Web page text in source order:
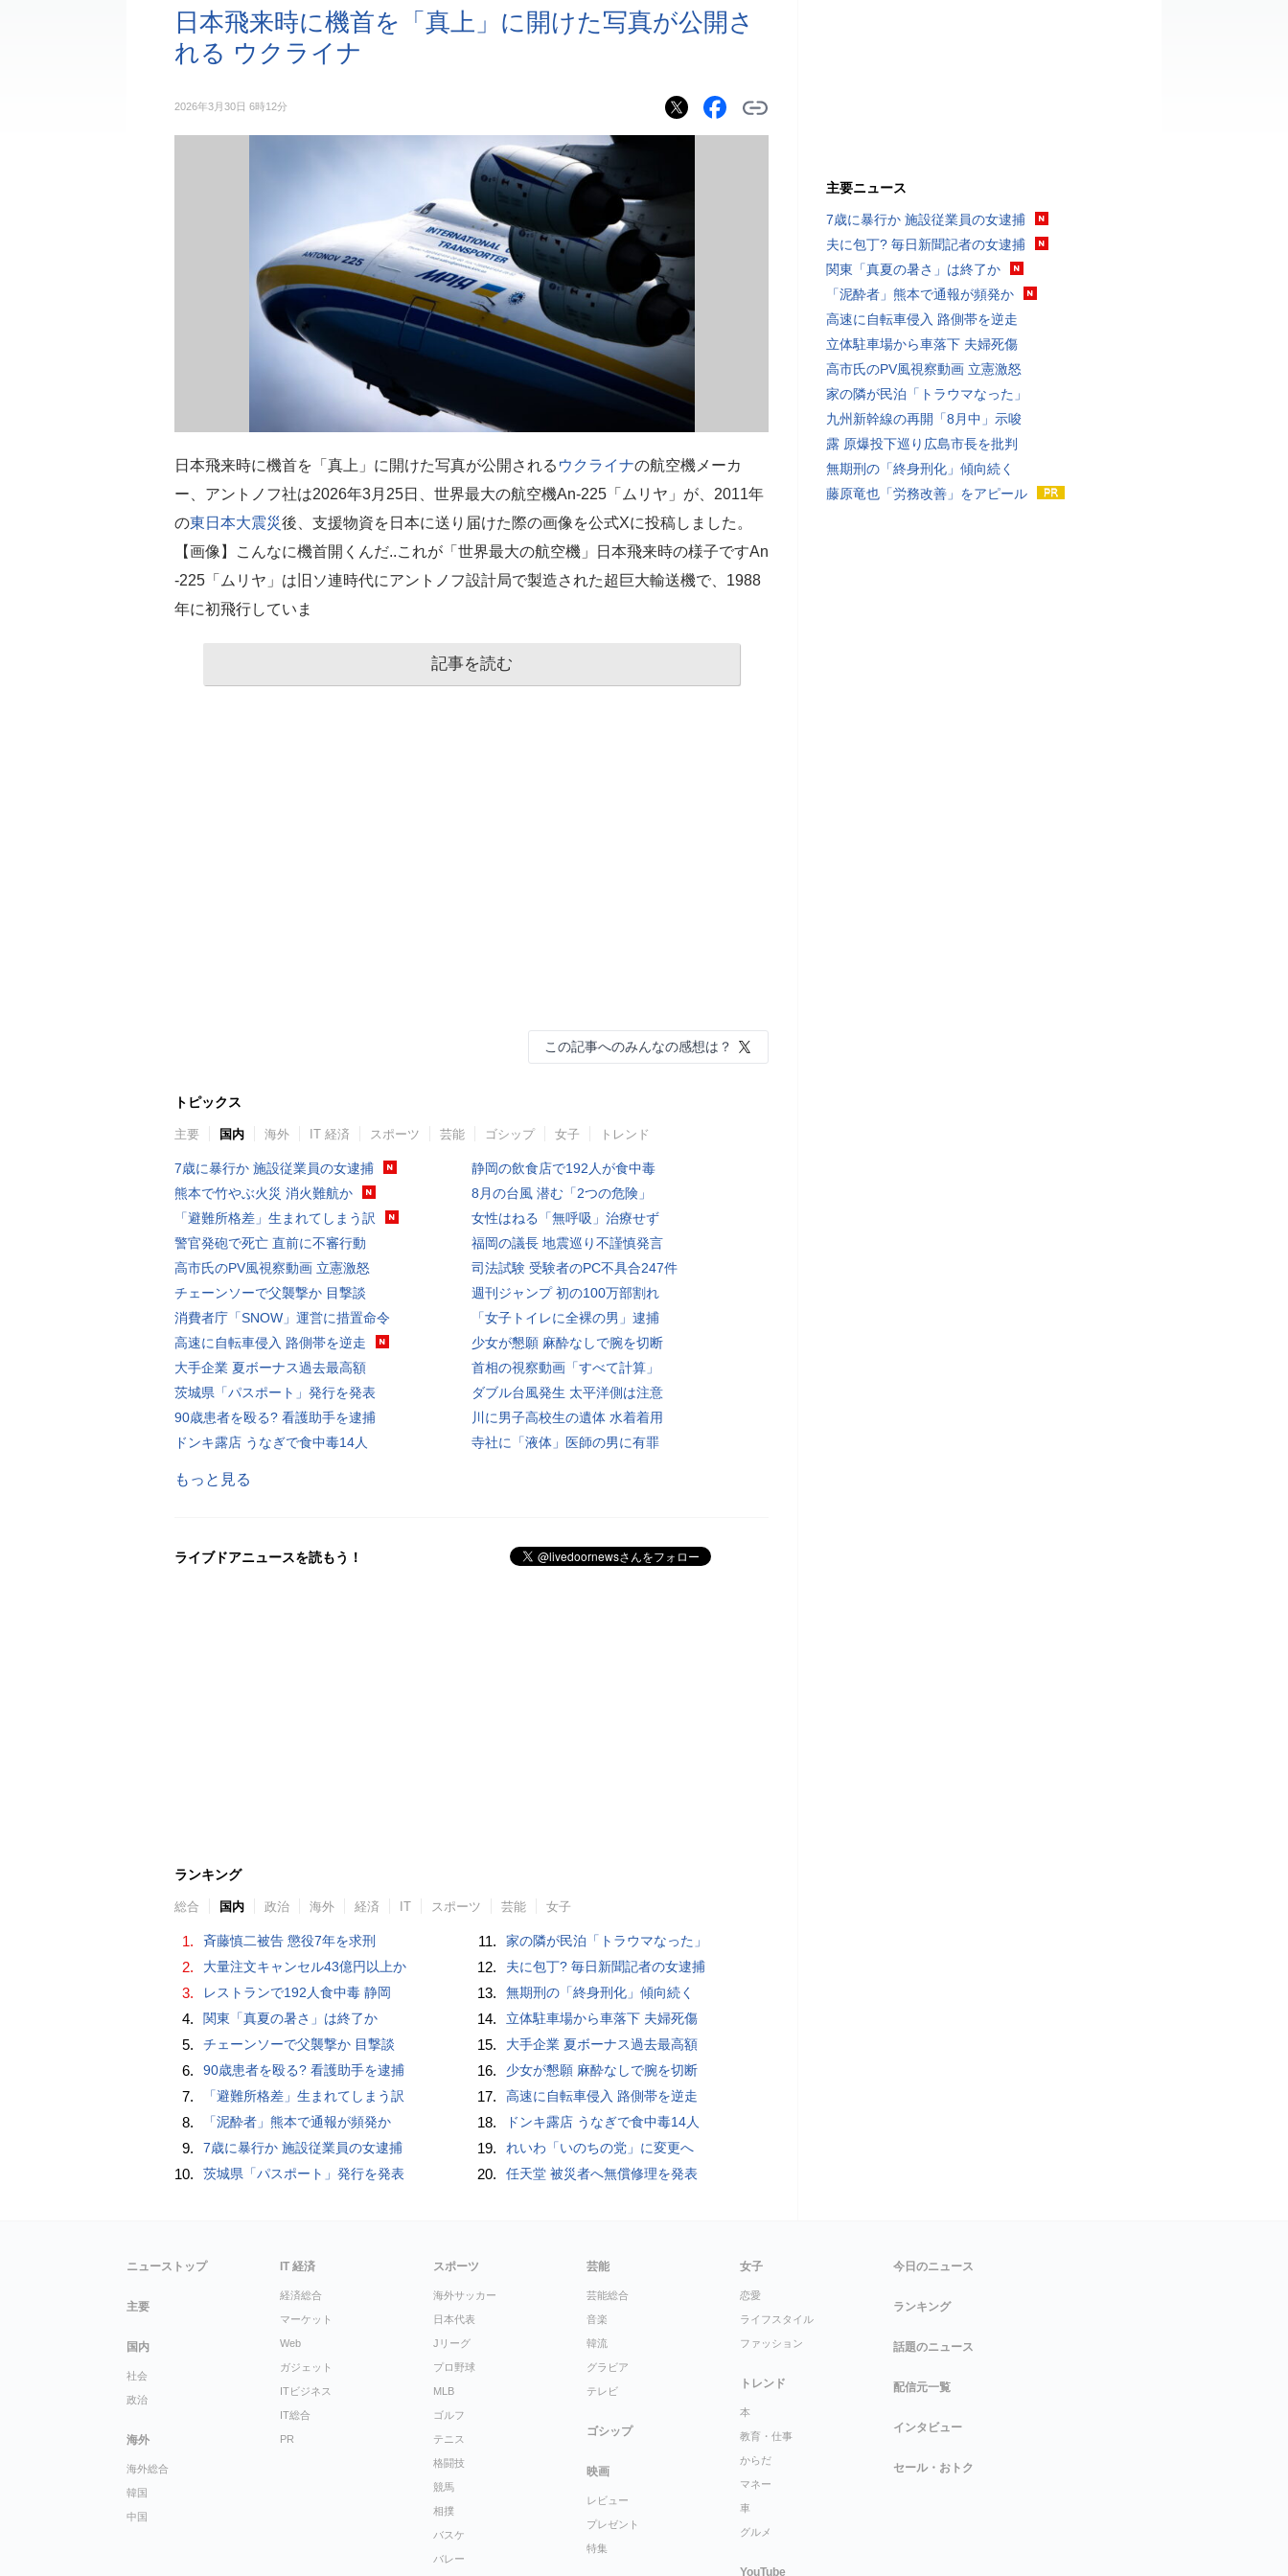
日本飛来時に機首を「真上」に開けた写真が公開さ
れる ウクライナ
2026年3月30日 6時12分
日本飛来時に機首を「真上」に開けた写真が公開される ウクライナの航空機メーカ
ー、アントノフ社は2026年3月25日、世界最大の航空機An-225「ムリヤ」が、2011年
の東日本大震災後、支援物資を日本に送り届けた際の画像を公式Xに投稿しました。
【画像】こんなに機首開くんだ..これが「世界最大の航空機」日本飛来時の様子ですAn
-225「ムリヤ」は旧ソ連時代にアントノフ設計局で製造された超巨大輸送機で、1988
年に初飛行していま
記事を読む
この記事へのみんなの感想は？
トピックス
主要 国内 海外 IT 経済 スポーツ 芸能 ゴシップ 女子 トレンド
7歳に暴行か 施設従業員の女逮捕
熊本で竹やぶ火災 消火難航か
「避難所格差」生まれてしまう訳
警官発砲で死亡 直前に不審行動
高市氏のPV風視察動画 立憲激怒
チェーンソーで父襲撃か 目撃談
消費者庁「SNOW」運営に措置命令
高速に自転車侵入 路側帯を逆走
大手企業 夏ボーナス過去最高額
茨城県「パスポート」発行を発表
90歳患者を殴る? 看護助手を逮捕
ドンキ露店 うなぎで食中毒14人
静岡の飲食店で192人が食中毒
8月の台風 潜む「2つの危険」
女性はねる「無呼吸」治療せず
福岡の議長 地震巡り不謹慎発言
司法試験 受験者のPC不具合247件
週刊ジャンプ 初の100万部割れ
「女子トイレに全裸の男」逮捕
少女が懇願 麻酔なしで腕を切断
首相の視察動画「すべて計算」
ダブル台風発生 太平洋側は注意
川に男子高校生の遺体 水着着用
寺社に「液体」医師の男に有罪
もっと見る
ライブドアニュースを読もう！
ランキング
総合 国内 政治 海外 経済 IT スポーツ 芸能 女子
1. 斉藤慎二被告 懲役7年を求刑
2. 大量注文キャンセル43億円以上か
3. レストランで192人食中毒 静岡
4. 関東「真夏の暑さ」は終了か
5. チェーンソーで父襲撃か 目撃談
6. 90歳患者を殴る? 看護助手を逮捕
7. 「避難所格差」生まれてしまう訳
8. 「泥酔者」熊本で通報が頻発か
9. 7歳に暴行か 施設従業員の女逮捕
10. 茨城県「パスポート」発行を発表
11. 家の隣が民泊「トラウマなった」
12. 夫に包丁? 毎日新聞記者の女逮捕
13. 無期刑の「終身刑化」傾向続く
14. 立体駐車場から車落下 夫婦死傷
15. 大手企業 夏ボーナス過去最高額
16. 少女が懇願 麻酔なしで腕を切断
17. 高速に自転車侵入 路側帯を逆走
18. ドンキ露店 うなぎで食中毒14人
19. れいわ「いのちの党」に変更へ
20. 任天堂 被災者へ無償修理を発表
主要ニュース
7歳に暴行か 施設従業員の女逮捕
夫に包丁? 毎日新聞記者の女逮捕
関東「真夏の暑さ」は終了か
「泥酔者」熊本で通報が頻発か
高速に自転車侵入 路側帯を逆走
立体駐車場から車落下 夫婦死傷
高市氏のPV風視察動画 立憲激怒
家の隣が民泊「トラウマなった」
九州新幹線の再開「8月中」示唆
露 原爆投下巡り広島市長を批判
無期刑の「終身刑化」傾向続く
藤原竜也「労務改善」をアピール
ニューストップ
主要
国内
社会
政治
海外
海外総合
韓国
中国
IT 経済
経済総合
マーケット
Web
ガジェット
ITビジネス
IT総合
PR
スポーツ
海外サッカー
日本代表
Jリーグ
プロ野球
MLB
ゴルフ
テニス
格闘技
競馬
相撲
バスケ
バレー
芸能
芸能総合
音楽
韓流
グラビア
テレビ
ゴシップ
映画
レビュー
プレゼント
特集
女子
恋愛
ライフスタイル
ファッション
トレンド
本
教育・仕事
からだ
マネー
車
グルメ
YouTube
今日のニュース
ランキング
話題のニュース
配信元一覧
インタビュー
セール・おトク